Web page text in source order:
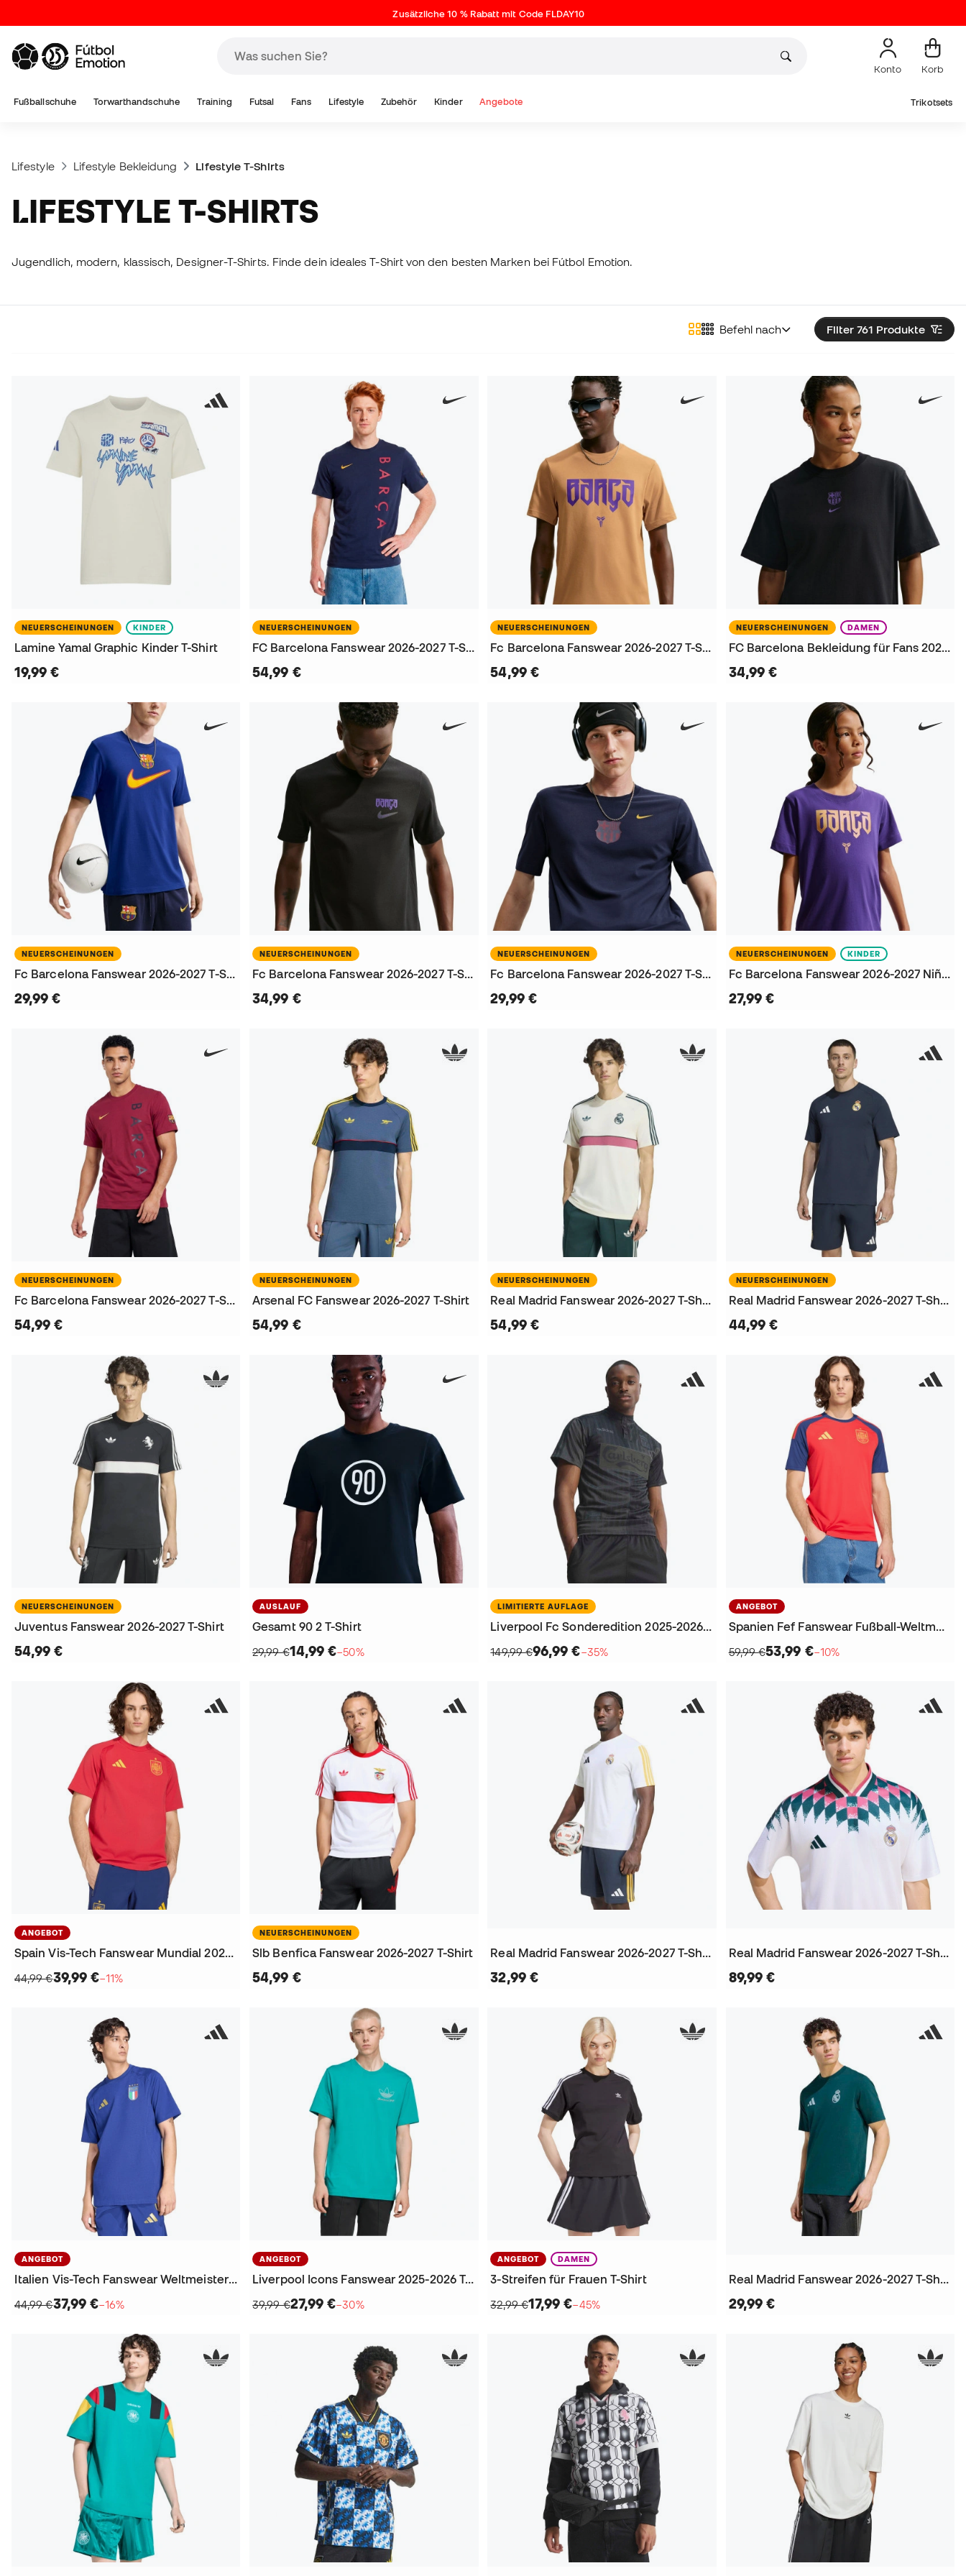
Zusätzliche 10 % Rabatt mit Code FLDAY10
Konto Korb
Fußballschuhe Torwarthandschuhe Training Futsal Fans Lifestyle Zubehör Kinder Angebote Trikotsets
Lifestyle Lifestyle Bekleidung Lifestyle T-Shirts
LIFESTYLE T-SHIRTS
Jugendlich, modern, klassisch, Designer-T-Shirts. Finde dein ideales T-Shirt von den besten Marken bei Fútbol Emotion.
Filter 761 Produkte
Befehl nach
NEUERSCHEINUNGEN KINDER
Lamine Yamal Graphic Kinder T-Shirt
19,99 €
NEUERSCHEINUNGEN
FC Barcelona Fanswear 2026-2027 T-Shirt
54,99 €
NEUERSCHEINUNGEN
Fc Barcelona Fanswear 2026-2027 T-Shirt
54,99 €
NEUERSCHEINUNGEN DAMEN
FC Barcelona Bekleidung für Fans 2026-2027 Damen T-Shirt
34,99 €
NEUERSCHEINUNGEN
Fc Barcelona Fanswear 2026-2027 T-Shirt
29,99 €
NEUERSCHEINUNGEN
Fc Barcelona Fanswear 2026-2027 T-Shirt
34,99 €
NEUERSCHEINUNGEN
Fc Barcelona Fanswear 2026-2027 T-Shirt
29,99 €
NEUERSCHEINUNGEN KINDER
Fc Barcelona Fanswear 2026-2027 Niño T-Shirt
27,99 €
NEUERSCHEINUNGEN
Fc Barcelona Fanswear 2026-2027 T-Shirt
54,99 €
NEUERSCHEINUNGEN
Arsenal FC Fanswear 2026-2027 T-Shirt
54,99 €
NEUERSCHEINUNGEN
Real Madrid Fanswear 2026-2027 T-Shirt
54,99 €
NEUERSCHEINUNGEN
Real Madrid Fanswear 2026-2027 T-Shirt
44,99 €
NEUERSCHEINUNGEN
Juventus Fanswear 2026-2027 T-Shirt
54,99 €
AUSLAUF
Gesamt 90 2 T-Shirt
29,99 €14,99 €−50%
LIMITIERTE AUFLAGE
Liverpool Fc Sonderedition 2025-2026 T-Shirt
149,99 €96,99 €−35%
ANGEBOT
Spanien Fef Fanswear Fußball-Weltmeisterschaft 2026 T-Shirt
59,99 €53,99 €−10%
ANGEBOT
Spain Vis-Tech Fanswear Mundial 2026 T-Shirt
44,99 €39,99 €−11%
NEUERSCHEINUNGEN
Slb Benfica Fanswear 2026-2027 T-Shirt
54,99 €
Real Madrid Fanswear 2026-2027 T-Shirt
32,99 €
Real Madrid Fanswear 2026-2027 T-Shirt
89,99 €
ANGEBOT
Italien Vis-Tech Fanswear Weltmeisterschaft 2026 T-Shirt
44,99 €37,99 €−16%
ANGEBOT
Liverpool Icons Fanswear 2025-2026 T-Shirt
39,99 €27,99 €−30%
ANGEBOT DAMEN
3-Streifen für Frauen T-Shirt
32,99 €17,99 €−45%
Real Madrid Fanswear 2026-2027 T-Shirt
29,99 €